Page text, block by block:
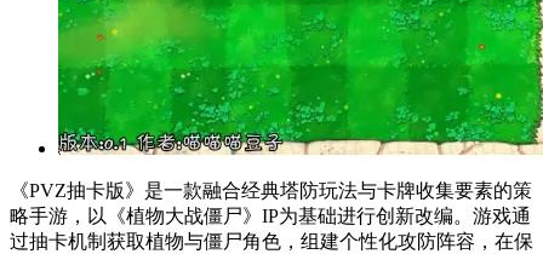
《PVZ抽卡版》是一款融合经典塔防玩法与卡牌收集要素的策
略手游，以《植物大战僵尸》IP为基础进行创新改编。游戏通
过抽卡机制获取植物与僵尸角色，组建个性化攻防阵容，在保